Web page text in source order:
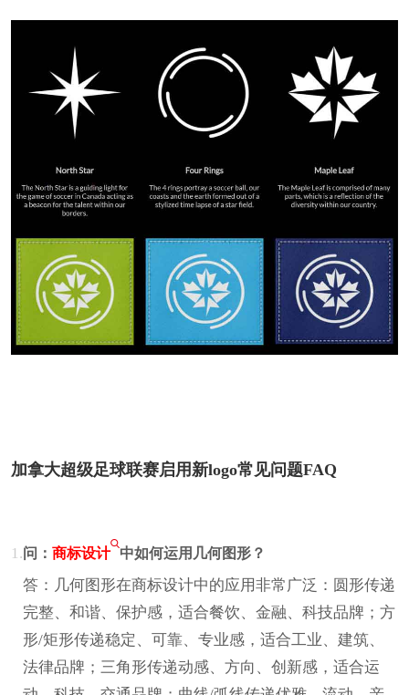
加拿大超级足球联赛启用新logo常见问题FAQ
1.问： 商标设计 中如何运用几何图形？
答：几何图形在商标设计中的应用非常广泛：圆形传递
完整、和谐、保护感，适合餐饮、金融、科技品牌；方
形/矩形传递稳定、可靠、专业感，适合工业、建筑、
法律品牌；三角形传递动感、方向、创新感，适合运